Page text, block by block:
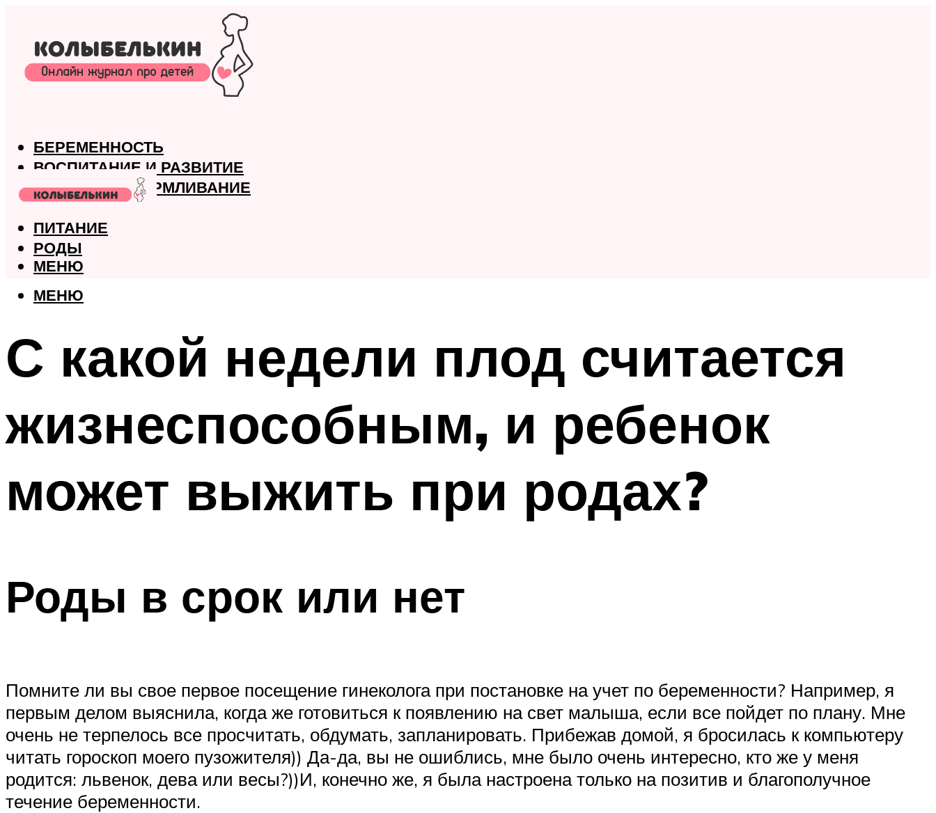
БЕРЕМЕННОСТЬ
ВОСПИТАНИЕ И РАЗВИТИЕ
ГРУДНОЕ ВСКАРМЛИВАНИЕ
ЗДОРОВЬЕ
ПИТАНИЕ
РОДЫ
МЕНЮ
МЕНЮ
С какой недели плод считается
жизнеспособным, и ребенок
может выжить при родах?
Роды в срок или нет
Помните ли вы свое первое посещение гинеколога при постановке на учет по беременности? Например, я
первым делом выяснила, когда же готовиться к появлению на свет малыша, если все пойдет по плану. Мне
очень не терпелось все просчитать, обдумать, запланировать. Прибежав домой, я бросилась к компьютеру
читать гороскоп моего пузожителя)) Да-да, вы не ошиблись, мне было очень интересно, кто же у меня
родится: львенок, дева или весы?))И, конечно же, я была настроена только на позитив и благополучное
течение беременности.